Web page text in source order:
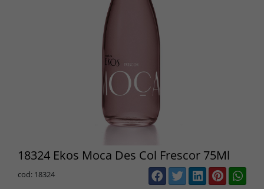
18324 Ekos Moca Des Col Frescor 75Ml
cod: 18324